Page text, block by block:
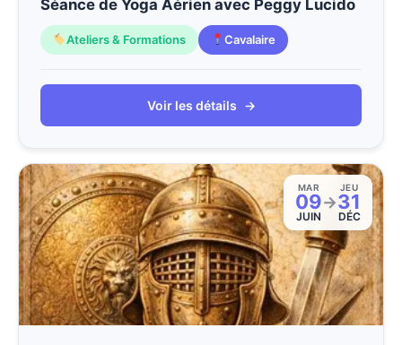
Séance de Yoga Aérien avec Peggy Lucido
Ateliers & Formations Cavalaire
Voir les détails →
MAR
09
JUIN
→
JEU
31
DÉC